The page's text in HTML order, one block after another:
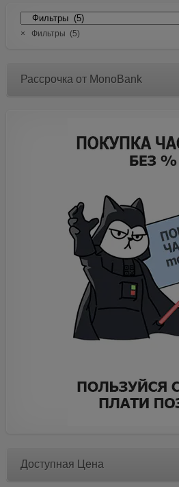
× Фильтры (5)
Рассрочка от MonoBank
Доступная Цена